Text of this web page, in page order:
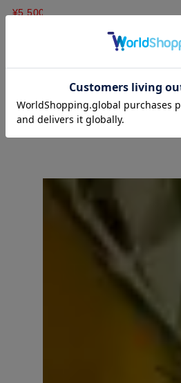
¥5,500
7件中1件～7件を表示